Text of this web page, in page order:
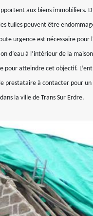
aux biens immobiliers.
tuiles peuvent être
urgence est nécessaire pour
d’eau à l’intérieur de la
pour atteindre cet objectif.
prestataire à contacter pour un
la ville de Trans Sur Erdre.